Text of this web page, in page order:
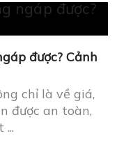
bạn cần biết
chỉ là về giá,
được an toàn,